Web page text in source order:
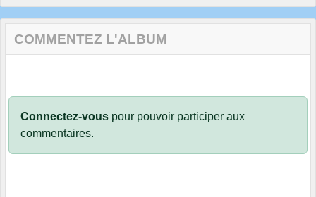
COMMENTEZ L'ALBUM
Connectez-vous pour pouvoir participer aux
commentaires.